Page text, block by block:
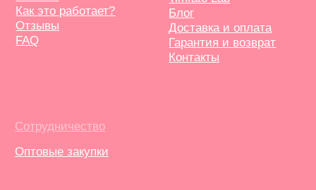
Часы работы службы поддержки:
с 09:00 до 19:00 (по МСК)